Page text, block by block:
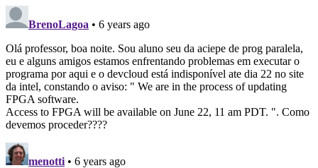
BrenoLagoa • 6 years ago
Olá professor, boa noite. Sou aluno seu da aciepe de prog paralela,
eu e alguns amigos estamos enfrentando problemas em executar o
programa por aqui e o devcloud está indisponível ate dia 22 no site
da intel, constando o aviso: " We are in the process of updating
FPGA software.
Access to FPGA will be available on June 22, 11 am PDT. ". Como
devemos proceder????
menotti • 6 years ago